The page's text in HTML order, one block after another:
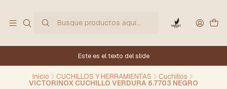
Este es el texto del slide
Inicio CUCHILLOS Y HERRAMIENTAS Cuchillos
VICTORINOX CUCHILLO VERDURA 6.7703 NEGRO